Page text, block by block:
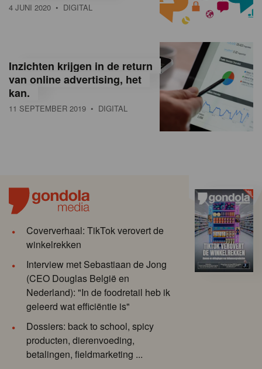
4 JUNI 2020 • DIGITAL
Inzichten krijgen in de return
van online advertising, het
kan.
11 SEPTEMBER 2019 • DIGITAL
Coververhaal: TikTok verovert de
winkelrekken
Interview met Sebastiaan de Jong
(CEO Douglas België en
Nederland): "In de foodretail heb ik
geleerd wat efficiëntie is"
Dossiers: back to school, spicy
producten, dierenvoeding,
betalingen, fieldmarketing ...